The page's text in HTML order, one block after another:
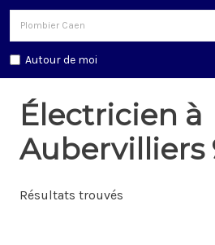
Autour de moi
Électricien à
Aubervilliers
Résultats trouvés